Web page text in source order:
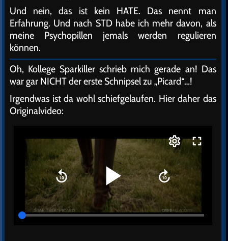
Und nein, das ist kein HATE. Das nennt man
Erfahrung. Und nach STD habe ich mehr davon, als
meine Psychopillen jemals werden regulieren
können.
Oh, Kollege Sparkiller schrieb mich gerade an! Das
war gar NICHT der erste Schnipsel zu „Picard“…!
Irgendwas ist da wohl schiefgelaufen. Hier daher das
Originalvideo: